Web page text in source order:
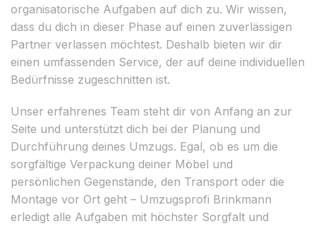
organisatorische Aufgaben auf dich zu. Wir wissen,
dass du dich in dieser Phase auf einen zuverlässigen
Partner verlassen möchtest. Deshalb bieten wir dir
einen umfassenden Service, der auf deine individuellen
Bedürfnisse zugeschnitten ist.
Unser erfahrenes Team steht dir von Anfang an zur
Seite und unterstützt dich bei der Planung und
Durchführung deines Umzugs. Egal, ob es um die
sorgfältige Verpackung deiner Möbel und
persönlichen Gegenstände, den Transport oder die
Montage vor Ort geht – Umzugsprofi Brinkmann
erledigt alle Aufgaben mit höchster Sorgfalt und